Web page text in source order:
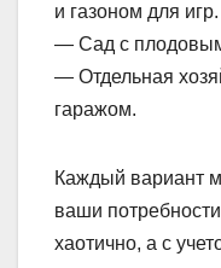
и газоном для игр.
— Сад с
— Отдельная
гаражом.
Каждый вариант
ваши
хаотично, а с